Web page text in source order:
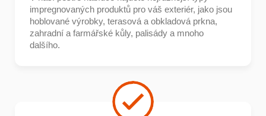
impregnovaných produktů pro váš exteriér, jako jsou
hoblované výrobky, terasová a obkladová prkna,
zahradní a farmářské kůly, palisády a mnoho
dalšího.